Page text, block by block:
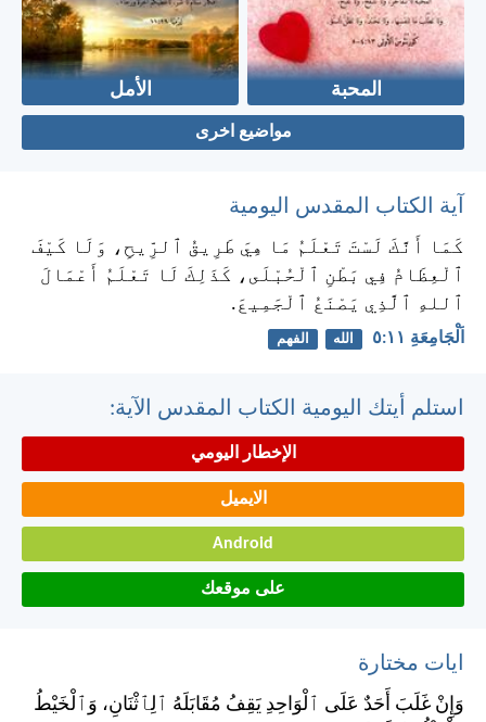
المحبة الأمل
مواضيع اخرى
آية الكتاب المقدس اليومية
كَمَا أَنَّكَ لَسْتَ تَعْلَمُ مَا هِيَ طَرِيقُ ٱلرِّيحِ، وَلَا كَيْفَ
ٱلْعِظَامُ فِي بَطْنِ ٱلْحُبْلَى، كَذَلِكَ لَا تَعْلَمُ أَعْمَالَ
ٱللهِ ٱلَّذِي يَصْنَعُ ٱلْجَمِيعَ.
اَلْجَامِعَةِ ١١:‏٥ الله الفهم
استلم أيتك اليومية الكتاب المقدس الآية:
الإخطار اليومي
الايميل
Android
على موقعك
ايات مختارة
وَإِنْ غَلَبَ أَحَدٌ عَلَى ٱلْوَاحِدِ يَقِفُ مُقَابَلَهُ ٱلِٱثْنَانِ، وَٱلْخَيْطُ